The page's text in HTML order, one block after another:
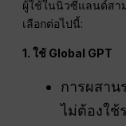
ผู้ใช้ในนิวซีแลนด์สา
เลือกต่อไปนี้:
1. ใช้ Global GPT
การผสาน
ไม่ต้องใช้